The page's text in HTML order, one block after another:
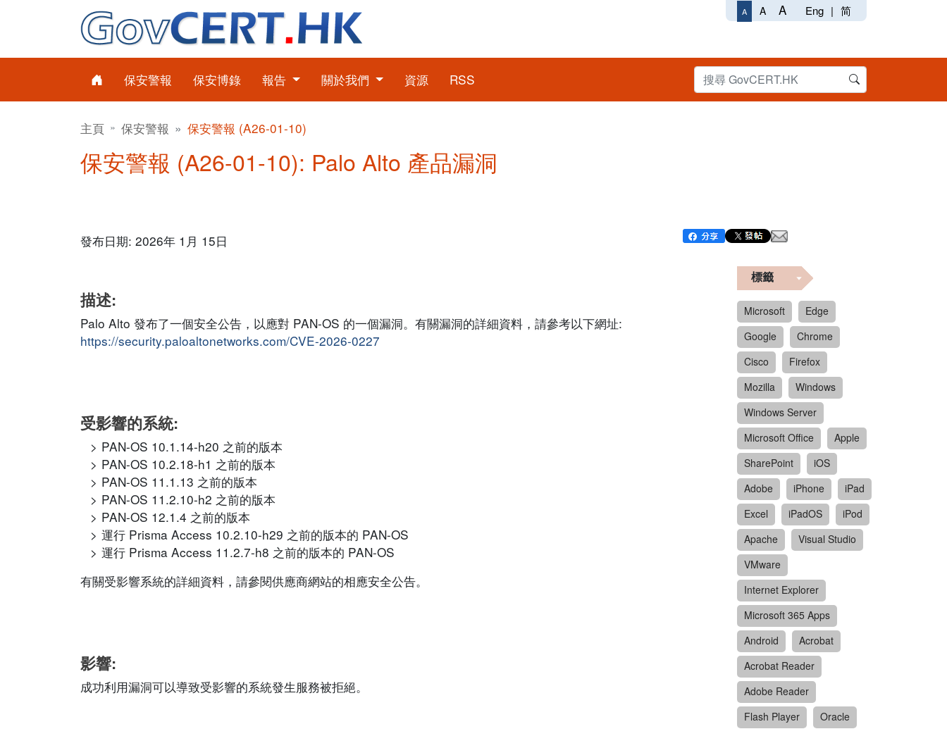
A A A Eng | 简
保安警報 保安博錄 報告 關於我們 資源 RSS
主頁 保安警報 保安警報 (A26-01-10)
保安警報 (A26-01-10): Palo Alto 產品漏洞
發布日期: 2026年 1月 15日
描述:
Palo Alto 發布了一個安全公告，以應對 PAN-OS 的一個漏洞。有關漏洞的詳細資料，請參考以下網址:
https://security.paloaltonetworks.com/CVE-2026-0227
受影響的系統:
PAN-OS 10.1.14-h20 之前的版本
PAN-OS 10.2.18-h1 之前的版本
PAN-OS 11.1.13 之前的版本
PAN-OS 11.2.10-h2 之前的版本
PAN-OS 12.1.4 之前的版本
運行 Prisma Access 10.2.10-h29 之前的版本的 PAN-OS
運行 Prisma Access 11.2.7-h8 之前的版本的 PAN-OS
有關受影響系統的詳細資料，請參閱供應商網站的相應安全公告。
影響:
成功利用漏洞可以導致受影響的系統發生服務被拒絕。
標籤
Microsoft
Edge
Google
Chrome
Cisco
Firefox
Mozilla
Windows
Windows Server
Microsoft Office
Apple
SharePoint
iOS
Adobe
iPhone
iPad
Excel
iPadOS
iPod
Apache
Visual Studio
VMware
Internet Explorer
Microsoft 365 Apps
Android
Acrobat
Acrobat Reader
Adobe Reader
Flash Player
Oracle